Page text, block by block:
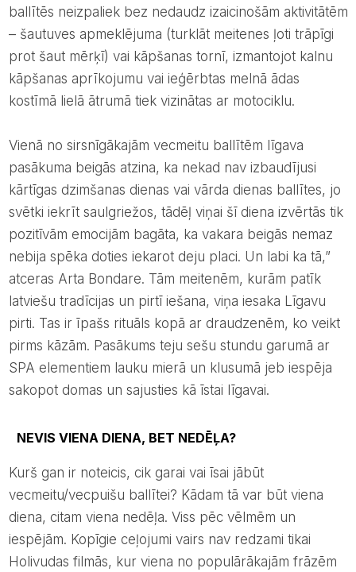
ballītēs neizpaliek bez nedaudz izaicinošām aktivitātēm
– šautuves apmeklējuma (turklāt meitenes ļoti trāpīgi
prot šaut mērķī) vai kāpšanas tornī, izmantojot kalnu
kāpšanas aprīkojumu vai ieģērbtas melnā ādas
kostīmā lielā ātrumā tiek vizinātas ar motociklu.
Vienā no sirsnīgākajām vecmeitu ballītēm līgava
pasākuma beigās atzina, ka nekad nav izbaudījusi
kārtīgas dzimšanas dienas vai vārda dienas ballītes, jo
svētki iekrīt saulgriežos, tādēļ viņai šī diena izvērtās tik
pozitīvām emocijām bagāta, ka vakara beigās nemaz
nebija spēka doties iekarot deju placi. Un labi ka tā,”
atceras Arta Bondare. Tām meitenēm, kurām patīk
latviešu tradīcijas un pirtī iešana, viņa iesaka Līgavu
pirti. Tas ir īpašs rituāls kopā ar draudzenēm, ko veikt
pirms kāzām. Pasākums teju sešu stundu garumā ar
SPA elementiem lauku mierā un klusumā jeb iespēja
sakopot domas un sajusties kā īstai līgavai.
NEVIS VIENA DIENA, BET NEDĒĻA?
Kurš gan ir noteicis, cik garai vai īsai jābūt
vecmeitu/vecpuišu ballītei? Kādam tā var būt viena
diena, citam viena nedēļa. Viss pēc vēlmēm un
iespējām. Kopīgie ceļojumi vairs nav redzami tikai
Holivudas filmās, kur viena no populārākajām frāzēm